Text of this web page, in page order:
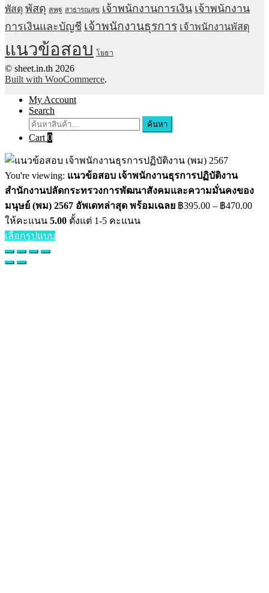
พัสดุ พัสดุ สพฐ สาธารณสุข เจ้าพนักงานการเงิน เจ้าพนักงาน
การเงินและบัญชี เจ้าพนักงานธุรการ เจ้าพนักงานพัสดุ
แนวข้อสอบ โยธา
© sheet.in.th 2026
Built with WooCommerce.
My Account
Search
ค้นหา
Cart 0
You're viewing: แนวข้อสอบ เจ้าพนักงานธุรการปฏิบัติงาน
สำนักงานปลัดกระทรวงการพัฒนาสังคมและความมั่นคงของ
มนุษย์ (พม) 2567 อัพเดทล่าสุด พร้อมเฉลย ฿395.00 – ฿470.00
ให้คะแนน 5.00 ตั้งแต่ 1-5 คะแนน
เลือกรูปแบบ